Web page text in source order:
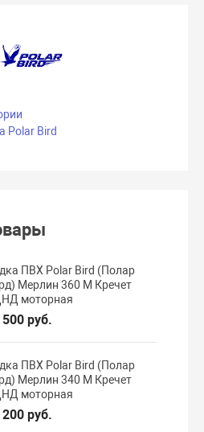
Polar Bird
ПВХ Polar Bird (Полар
Мерлин 360 M Кречет
моторная
руб.
ПВХ Polar Bird (Полар
Мерлин 340 M Кречет
моторная
руб.